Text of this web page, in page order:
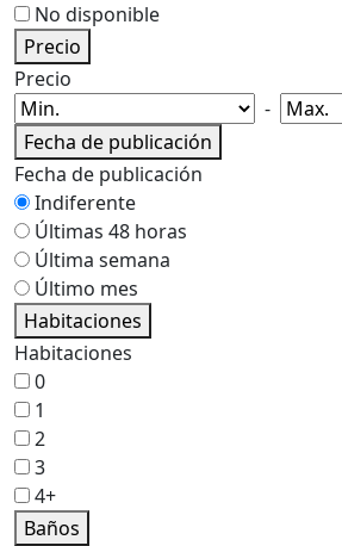
No disponible
Precio
Precio
-
Fecha de publicación
Fecha de publicación
Indiferente
Últimas 48 horas
Última semana
Último mes
Habitaciones
Habitaciones
0
1
2
3
4+
Baños